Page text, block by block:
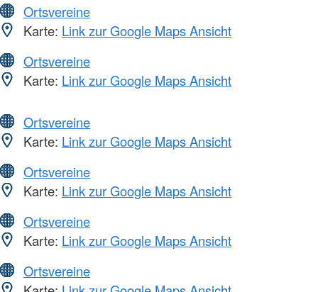
Ortsvereine
Karte: Link zur Google Maps Ansicht
Ortsvereine
Karte: Link zur Google Maps Ansicht
Ortsvereine
Karte: Link zur Google Maps Ansicht
Ortsvereine
Karte: Link zur Google Maps Ansicht
Ortsvereine
Karte: Link zur Google Maps Ansicht
Ortsvereine